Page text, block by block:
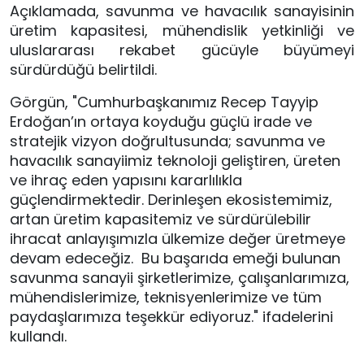
Açıklamada, savunma ve havacılık sanayisinin
üretim kapasitesi, mühendislik yetkinliği ve
uluslararası rekabet gücüyle büyümeyi
sürdürdüğü belirtildi.
Görgün, "Cumhurbaşkanımız Recep Tayyip
Erdoğan’ın ortaya koyduğu güçlü irade ve
stratejik vizyon doğrultusunda; savunma ve
havacılık sanayiimiz teknoloji geliştiren, üreten
ve ihraç eden yapısını kararlılıkla
güçlendirmektedir. Derinleşen ekosistemimiz,
artan üretim kapasitemiz ve sürdürülebilir
ihracat anlayışımızla ülkemize değer üretmeye
devam edeceğiz. Bu başarıda emeği bulunan
savunma sanayii şirketlerimize, çalışanlarımıza,
mühendislerimize, teknisyenlerimize ve tüm
paydaşlarımıza teşekkür ediyoruz." ifadelerini
kullandı.